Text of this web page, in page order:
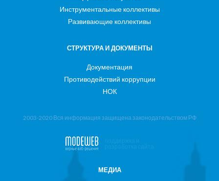
Инструментальные коллективы
Развивающие коллективы
СТРУКТУРА И ДОКУМЕНТЫ
Документация
Противодействий коррупции
НОК
2003-2020 Вся информация защищена законодательством РФ
поддержка и
разработка сайта
МЕДИА